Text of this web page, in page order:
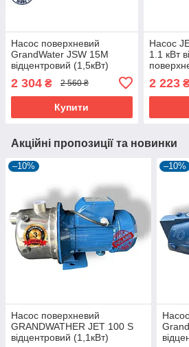
Насос поверхневий
GrandWater JSW 15M
відцентровий (1,5кВт)
2 304 ₴ 2 560 ₴
Купити
Насос
1.1 кВт
2 223
Акційні пропозиції та новинки
–10%
Насос поверхневий
GRANDWATHER JET 100 S
відцентровий (1,1кВт)
–10%